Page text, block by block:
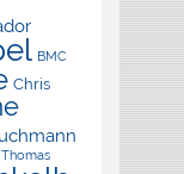
BMC
Chris